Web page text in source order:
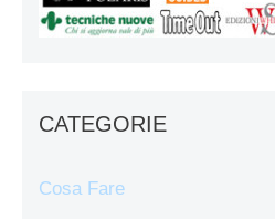
CATEGORIE
Cosa Fare